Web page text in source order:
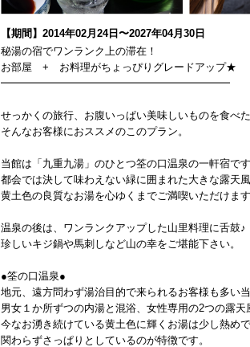
【期間】2014年02月24日〜2027年04月30日
秘湯の宿でワンランク上の滞在！
お部屋 + お料理がちょっぴりグレードアップ★
━━━━━━━━━━━━━━━━━━━━━━
せっかくの旅行、お腹いっぱい美味しいものを食べた
そんなお客様におススメのこのプラン。
当館は「九重九湯」のひとつ筌の口温泉の一軒宿です
都会では決して味わえない緑に囲まれた大きな露天
黄土色の良質なお湯を心ゆくまでご満喫いただけます
温泉の後は、ワンランクアップした山里料理に舌鼓♪
珍しいキジ鍋や馬刺しなど山の幸をご堪能下さい。
●筌の口温泉●
地元、遠方問わず湯治目的で来られるお客様も多い
男女１か所ずつの内湯と混浴、女性専用の2つの露天
今なお湧き続けている黄土色に輝くお湯は少し熱め
関わらずさっぱりとしているのが特徴です。